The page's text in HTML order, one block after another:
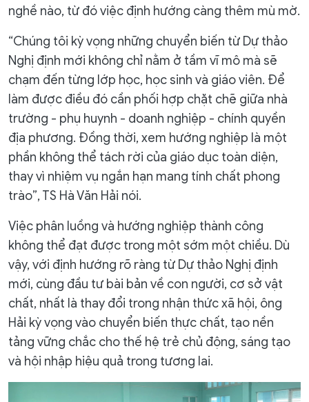
nghề nào, từ đó việc định hướng càng thêm mù mờ.
“Chúng tôi kỳ vọng những chuyển biến từ Dự thảo
Nghị định mới không chỉ nằm ở tầm vĩ mô mà sẽ
chạm đến từng lớp học, học sinh và giáo viên. Để
làm được điều đó cần phối hợp chặt chẽ giữa nhà
trường - phụ huynh - doanh nghiệp - chính quyền
địa phương. Đồng thời, xem hướng nghiệp là một
phần không thể tách rời của giáo dục toàn diện,
thay vì nhiệm vụ ngắn hạn mang tính chất phong
trào”, TS Hà Văn Hải nói.
Việc phân luồng và hướng nghiệp thành công
không thể đạt được trong một sớm một chiều. Dù
vậy, với định hướng rõ ràng từ Dự thảo Nghị định
mới, cùng đầu tư bài bản về con người, cơ sở vật
chất, nhất là thay đổi trong nhận thức xã hội, ông
Hải kỳ vọng vào chuyển biến thực chất, tạo nền
tảng vững chắc cho thế hệ trẻ chủ động, sáng tạo
và hội nhập hiệu quả trong tương lai.